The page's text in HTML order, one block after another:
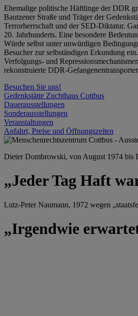
Ehemalige politische Häftlinge der DDR
Bautzener Straße und Träger der
Terrorherrschaft und der SED-Diktatur.
20. Jahrhunderts. Eine besondere
Würde selbst unter unwürdigen
Besucher zur selbständigen Erkundung
Verfolgungs- und
rekonstruierte DDR-
Besuchen Sie uns!
Gedenkstätte Zuchthaus Cottbus
Dauerausstellungen
Sonderausstellungen
Veranstaltungen
Anfahrt, Preise und Öffnungszeiten
Dieter Dombrowski, von August 1974 bis
„Jeder Tag Haft
Lutz-Peter Naumann, 1972 wegen
„Irgendwie